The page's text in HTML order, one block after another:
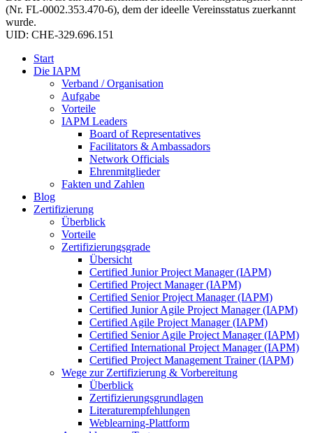
(Nr. FL-0002.353.470-6), dem der ideelle Vereinsstatus zuerkannt
wurde.
UID: CHE-329.696.151
Start
Die IAPM
Verband / Organisation
Aufgabe
Vorteile
IAPM Leaders
Board of Representatives
Facilitators & Ambassadors
Network Officials
Ehrenmitglieder
Fakten und Zahlen
Blog
Zertifizierung
Überblick
Vorteile
Zertifizierungsgrade
Übersicht
Certified Junior Project Manager (IAPM)
Certified Project Manager (IAPM)
Certified Senior Project Manager (IAPM)
Certified Junior Agile Project Manager (IAPM)
Certified Agile Project Manager (IAPM)
Certified Senior Agile Project Manager (IAPM)
Certified International Project Manager (IAPM)
Certified Project Management Trainer (IAPM)
Wege zur Zertifizierung & Vorbereitung
Überblick
Zertifizierungsgrundlagen
Literaturempfehlungen
Weblearning-Plattform